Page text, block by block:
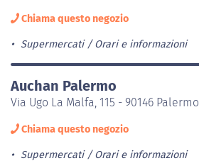
Chiama questo negozio
Supermercati Orari e informazioni
Auchan Palermo
Via Ugo La Malfa, 115 - 90146 Palermo
Chiama questo negozio
Supermercati Orari e informazioni